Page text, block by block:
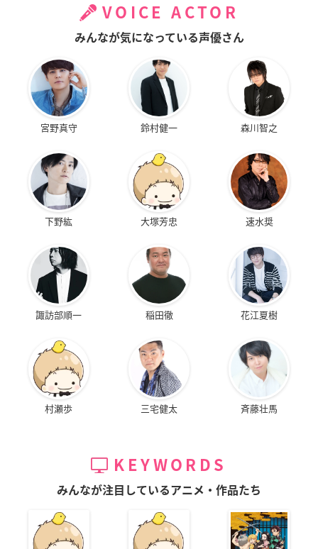
VOICE ACTOR
みんなが気になっている声優さん
宮野真守 鈴村健一 森川智之
下野紘 大塚芳忠 速水奨
諏訪部順一 稲田徹 花江夏樹
村瀬歩 三宅健太 斉藤壮馬
KEYWORDS
みんなが注目しているアニメ・作品たち